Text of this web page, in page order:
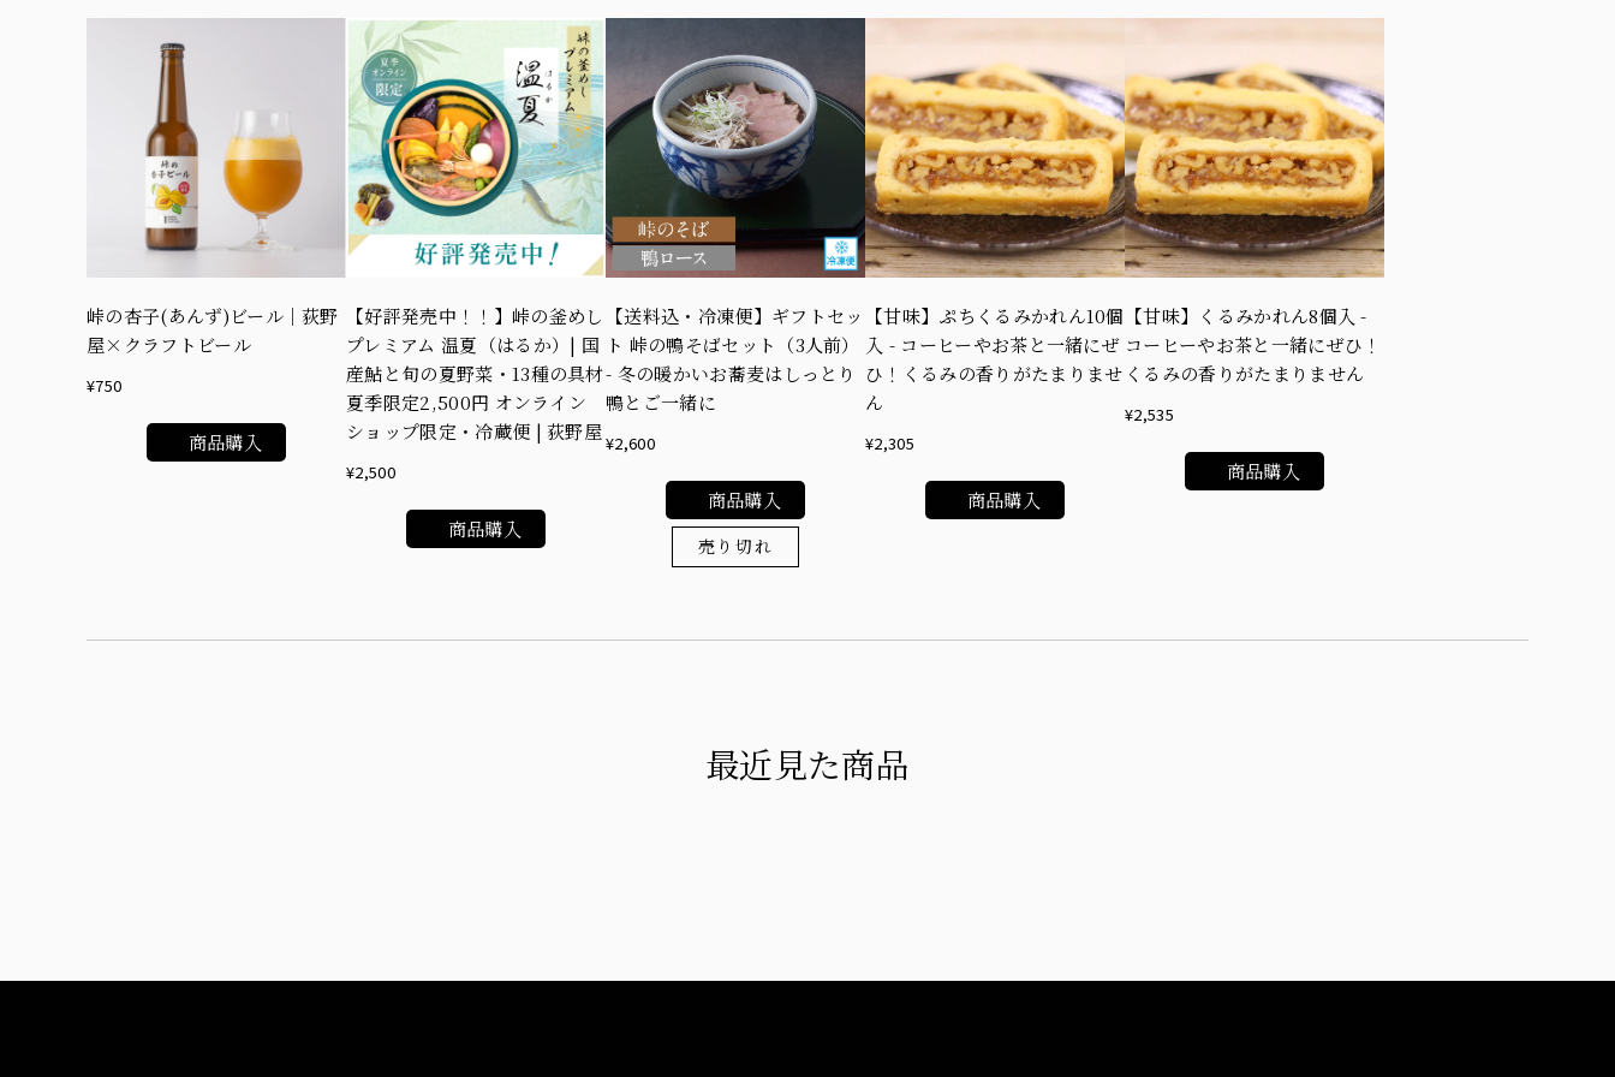
峠の杏子(あんず)ビール｜荻野
屋×クラフトビール
¥750
商品購入
【好評発売中！！】峠の釜めし
プレミアム 温夏（はるか）| 国
産鮎と旬の夏野菜・13種の具材
夏季限定2,500円 オンライン
ショップ限定・冷蔵便 | 荻野屋
¥2,500
商品購入
【送料込・冷凍便】ギフトセッ
ト 峠の鴨そばセット（3人前）
- 冬の暖かいお蕎麦はしっとり
鴨とご一緒に
¥2,600
商品購入
売り切れ
【甘味】ぷちくるみかれん10個
入 - コーヒーやお茶と一緒にぜ
ひ！くるみの香りがたまりませ
ん
¥2,305
商品購入
【甘味】くるみかれん8個入 -
コーヒーやお茶と一緒にぜひ！
くるみの香りがたまりません
¥2,535
商品購入
最近見た商品